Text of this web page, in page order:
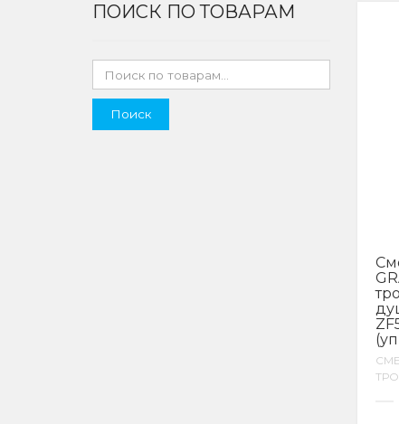
ПОИСК ПО ТОВАРАМ
Поиск